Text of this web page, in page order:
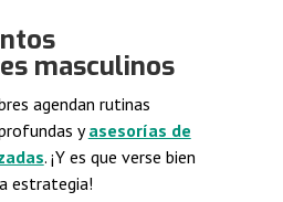
masculinos
agendan rutinas
yasesorías de
. ¡Y es que verse bien
estrategia!